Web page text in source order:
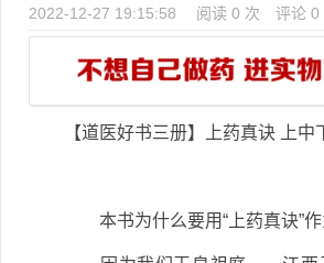
2022-12-27 19:15:58 阅读 0 次 评论 0
【道医好书三册】上药真诀 上中
本书为什么要用“上药真诀”作